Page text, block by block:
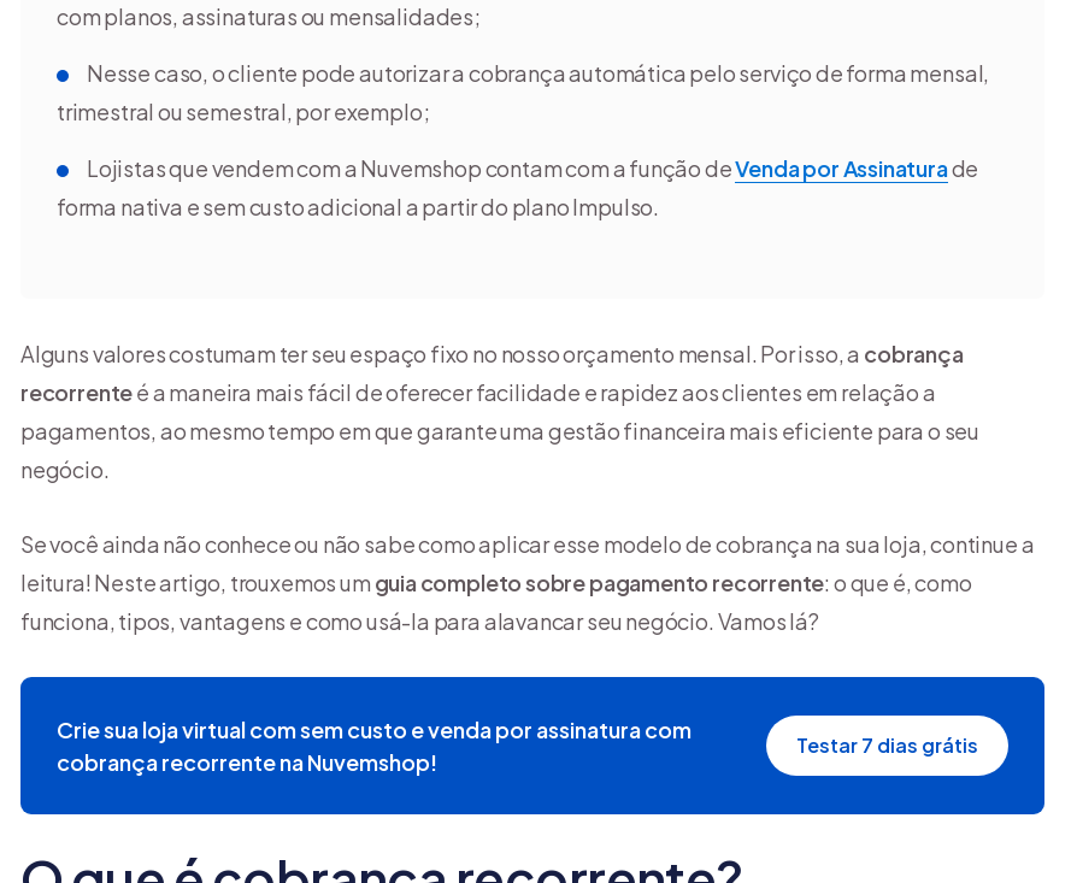
com planos, assinaturas ou mensalidades;
Nesse caso, o cliente pode autorizar a cobrança automática pelo serviço de forma mensal,
trimestral ou semestral, por exemplo;
Lojistas que vendem com a Nuvemshop contam com a função deVenda por Assinaturade
forma nativa e sem custo adicional a partir do plano Impulso.
Alguns valores costumam ter seu espaço fixo no nosso orçamento mensal. Por isso, a cobrança
recorrenteé a maneira mais fácil de oferecer facilidade e rapidez aos clientes em relação a
pagamentos, ao mesmo tempo em que garante uma gestão financeira mais eficiente para o seu
negócio.
Se você ainda não conhece ou não sabe como aplicar esse modelo de cobrança na sua loja, continue a
leitura! Neste artigo, trouxemos um guia completo sobre pagamento recorrente: o que é, como
funciona, tipos, vantagens e como usá-la para alavancar seu negócio. Vamos lá?
Crie sua loja virtual com sem custo e venda por assinatura com
cobrança recorrente na Nuvemshop!
Testar 7 dias grátis